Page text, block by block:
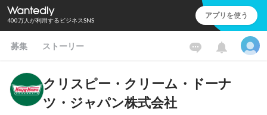
400万人が利用するビジネスSNS アプリを使う
募集 ストーリー
クリスピー・クリーム・ドーナ
ツ・ジャパン株式会社